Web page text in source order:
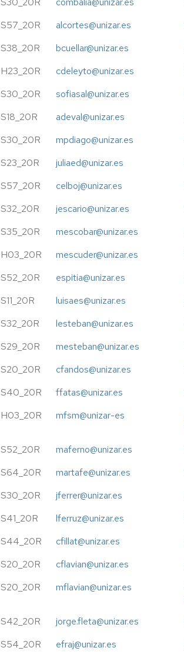
S57_20R alcortes@unizar.es
S38_20R bcuellar@unizar.es
H23_20R cdeleyto@unizar.es
S30_20R sofiasal@unizar.es
S18_20R adeval@unizar.es
S30_20R mpdiago@unizar.es
S23_20R juliaed@unizar.es
S57_20R celboj@unizar.es
S32_20R jescario@unizar.es
S35_20R mescobar@unizar.es
H03_20R mescuder@unizar.es
S52_20R espitia@unizar.es
S11_20R luisaes@unizar.es
S32_20R lesteban@unizar.es
S29_20R mesteban@unizar.es
S20_20R cfandos@unizar.es
S40_20R ffatas@unizar.es
H03_20R mfsm@unizar-es
S52_20R maferno@unizar.es
S64_20R martafe@unizar.es
S30_20R jferrer@unizar.es
S41_20R lferruz@unizar.es
S44_20R cfillat@unizar.es
S20_20R cflavian@unizar.es
S20_20R mflavian@unizar.es
S42_20R jorge.fleta@unizar.es
S54_20R efraj@unizar.es